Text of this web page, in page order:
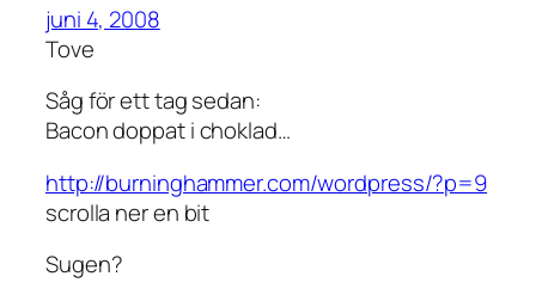
juni 4, 2008
Tove
Såg för ett tag sedan:
Bacon doppat i choklad…
http://burninghammer.com/wordpress/?p=9
scrolla ner en bit
Sugen?